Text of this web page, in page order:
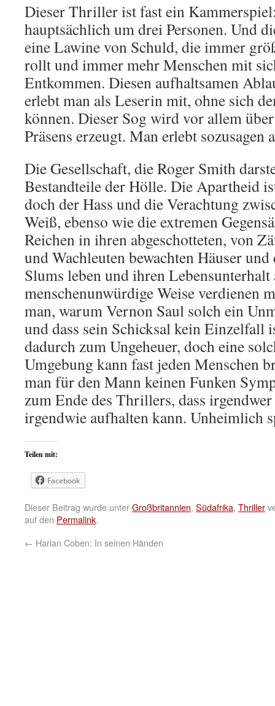
Dieser Thriller ist fast ein
hauptsächlich um drei Personen. Und
eine Lawine von Schuld, die immer
rollt und immer mehr Menschen mit
Entkommen. Diesen aufhaltsamen
erlebt man als Leserin mit, ohne sich
können. Dieser Sog wird vor allem
Präsens erzeugt. Man erlebt
Die Gesellschaft, die Roger Smith
Bestandteile der Hölle. Die Apartheid
doch der Hass und die Verachtung
Weiß, ebenso wie die extremen
Reichen in ihren abgeschotteten, von
und Wachleuten bewachten Häuser
Slums leben und ihren Lebensunterhalt
menschenunwürdige Weise verdienen
man, warum Vernon Saul solch ein
und dass sein Schicksal kein Einzelfall
dadurch zum Ungeheuer, doch eine
Umgebung kann fast jeden Menschen
man für den Mann keinen Funken
zum Ende des Thrillers, dass
irgendwie aufhalten kann. Unheimlich
Teilen mit:
Facebook
Dieser Beitrag wurde unterGroßbritannien, Südafrika, Thriller
auf den Permalink.
← Harlan Coben: In seinen Händen